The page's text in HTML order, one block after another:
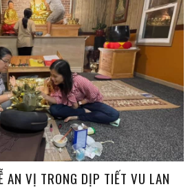
AN VỊ TRONG DỊP TIẾT VU LAN